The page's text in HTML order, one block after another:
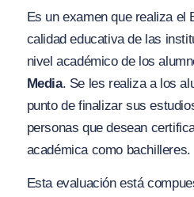
Es un examen que realiza el
calidad educativa de las
nivel académico de los
Media. Se les realiza a los
punto de finalizar sus
personas que desean
académica como bachilleres.
Esta evaluación está